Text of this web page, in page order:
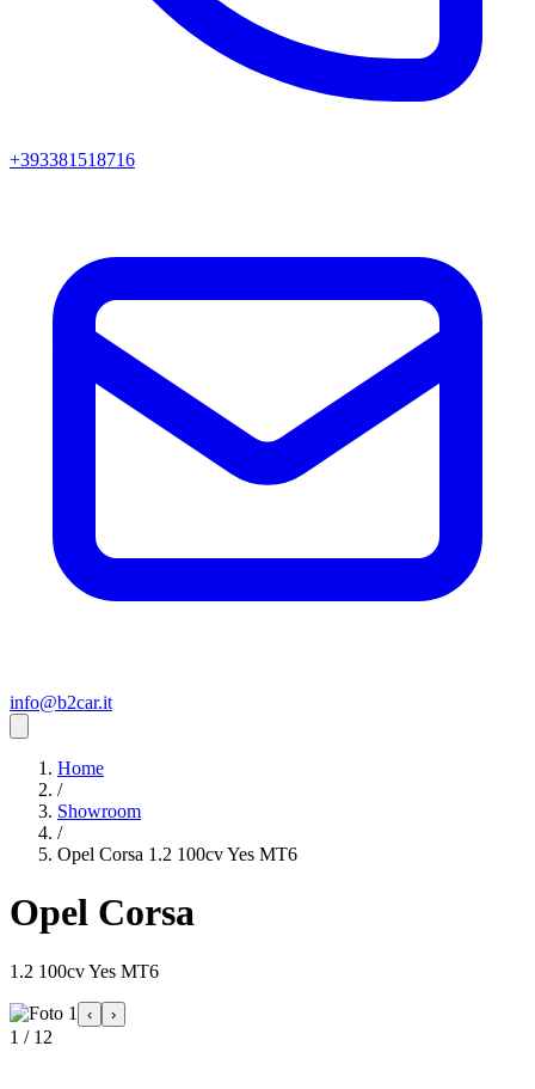
+393381518716
info@b2car.it
Home
/
Showroom
/
Opel Corsa 1.2 100cv Yes MT6
Opel Corsa
1.2 100cv Yes MT6
‹ ›
1 / 12